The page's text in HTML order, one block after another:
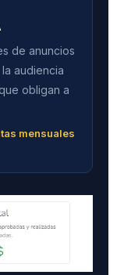
de anuncios
audiencia
obligan a
mensuales